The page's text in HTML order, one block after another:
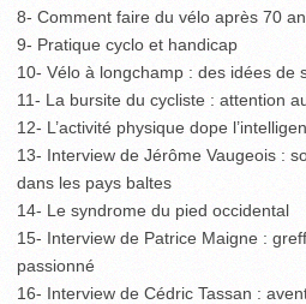
8- Comment faire du vélo après 70
9- Pratique cyclo et handicap
10- Vélo à longchamp : des idées de
11- La bursite du cycliste : attention
12- L’activité physique dope
13- Interview de Jérôme Vaugeois :
dans les pays baltes
14- Le syndrome du pied occidental
15- Interview de Patrice Maigne :
passionné
16- Interview de Cédric Tassan :